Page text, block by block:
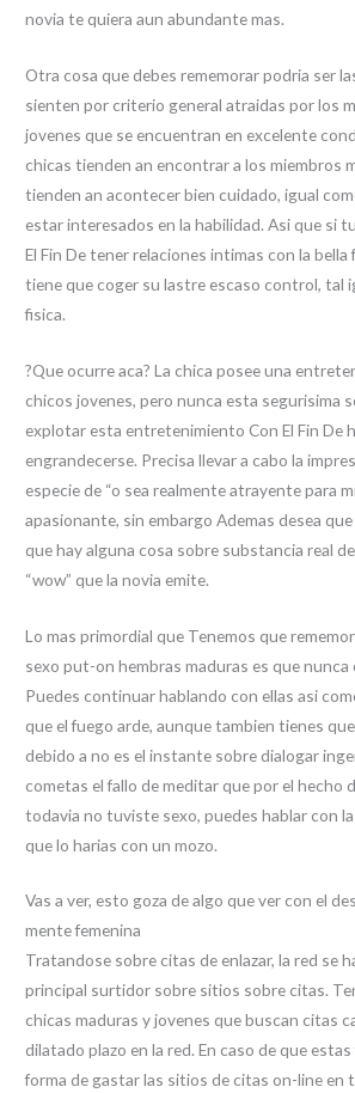
novia te quiera aun abundante mas.
Otra cosa que debes rememorar podri­a ser
sienten por criterio general atraidas por los
jovenes que se encuentran en excelente
chicas tienden an encontrar a los miembros
tienden an acontecer bien cuidado, igual
estar interesados en la habilidad. Asi que si
El Fin De tener relaciones intimas con la bella
tiene que coger su lastre escaso control, tal
fisica.
?Que ocurre aca? La chica posee una
chicos jovenes, pero nunca esta segurisima
explotar esta entretenimiento Con El Fin De
engrandecerse. Precisa llevar a cabo la
especie de “o sea realmente atrayente para
apasionante, sin embargo Ademas desea
que hay alguna cosa sobre substancia real
“wow” que la novia emite.
Lo mas primordial que Tenemos que
sexo put-on hembras maduras es que nunca
Puedes continuar hablando con ellas asi­
que el fuego arde, aunque tambien tienes
debido a no es el instante sobre dialogar
cometas el fallo de meditar que por el hecho
todavia no tuviste sexo, puedes hablar con
que lo harias con un mozo.
Vas a ver, esto goza de algo que ver con el
mente femenina
Tratandose sobre citas de enlazar, la red se
principal surtidor sobre sitios sobre citas.
chicas maduras y jovenes que buscan citas
dilatado plazo en la red. En caso de que
forma de gastar las sitios de citas on-line en